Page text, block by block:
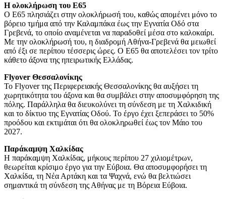
Η ολοκλήρωση του Ε65
Ο Ε65 πλησιάζει στην ολοκλήρωσή του, καθώς απομένει μόνο το
βόρειο τμήμα από την Καλαμπάκα έως την Εγνατία Οδό στα
Γρεβενά, το οποίο αναμένεται να παραδοθεί μέσα στο καλοκαίρι.
Με την ολοκλήρωσή του, η διαδρομή Αθήνα-Γρεβενά θα μειωθεί
από έξι σε περίπου τέσσερις ώρες. Ο Ε65 θα αποτελέσει τον τρίτο
κάθετο άξονα της ηπειρωτικής Ελλάδας.
Flyover Θεσσαλονίκης
Το Flyover της Περιφερειακής Θεσσαλονίκης θα αυξήσει τη
χωρητικότητα του άξονα και θα συμβάλει στην αποσυμφόρηση της
πόλης. Παράλληλα θα διευκολύνει τη σύνδεση με τη Χαλκιδική
και το δίκτυο της Εγνατίας Οδού. Το έργο έχει ξεπεράσει το 50%
προόδου και εκτιμάται ότι θα ολοκληρωθεί έως τον Μάιο του
2027.
Παράκαμψη Χαλκίδας
Η παράκαμψη Χαλκίδας, μήκους περίπου 27 χιλιομέτρων,
θεωρείται κρίσιμο έργο για την Εύβοια. Θα αποσυμφορήσει τη
Χαλκίδα, τη Νέα Αρτάκη και τα Ψαχνά, ενώ θα βελτιώσει
σημαντικά τη σύνδεση της Αθήνας με τη Βόρεια Εύβοια.